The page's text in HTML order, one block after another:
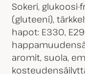
Sokeri,
(gluteeni),
hapot: E330,
aromit, suola,